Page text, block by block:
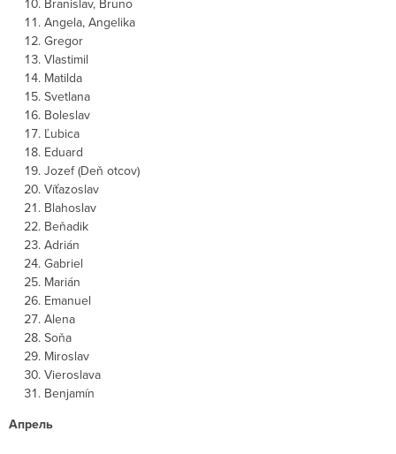
Branislav, Bruno
Angela, Angelika
Gregor
Vlastimil
Matilda
Svetlana
Boleslav
Ľubica
Eduard
Jozef (Deň otcov)
Víťazoslav
Blahoslav
Beňadik
Adrián
Gabriel
Marián
Emanuel
Alena
Soňa
Miroslav
Vieroslava
Benjamín
Апрель